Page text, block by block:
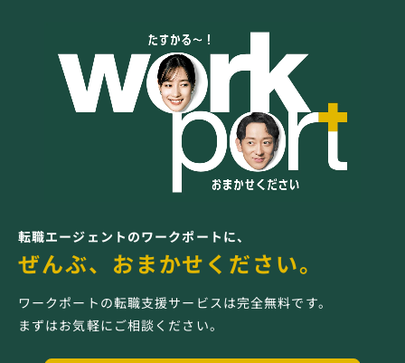
転職エージェントのワークポートに、
ぜんぶ、おまかせください。
ワークポートの転職支援サービスは完全無料です。
まずはお気軽にご相談ください。